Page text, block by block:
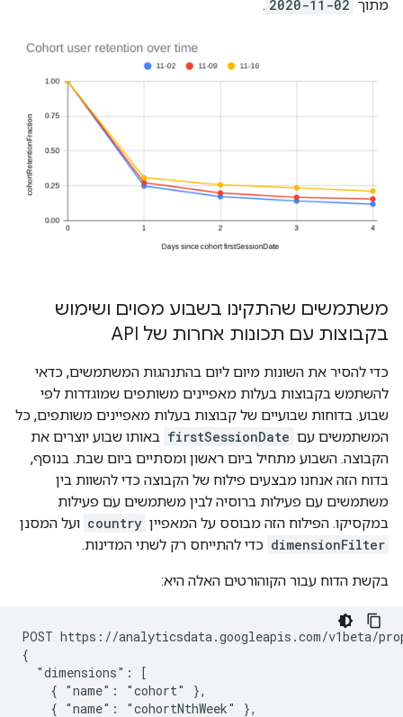
מתוך 2020-11-02
.
משתמשים שהתקינו בשבוע מסוים ושימוש
בקבוצות עם תכונות אחרות של API
כדי להסיר את השונות מיום ליום בהתנהגות המשתמשים, כדאי
להשתמש בקבוצות בעלות מאפיינים משותפים שמוגדרות לפי
שבוע. בדוחות שבועיים של קבוצות בעלות מאפיינים משותפים, כל
המשתמשים עם firstSessionDate באותו שבוע יוצרים את
הקבוצה. השבוע מתחיל ביום ראשון ומסתיים ביום שבת. בנוסף,
בדוח הזה אנחנו מבצעים פילוח של הקבוצה כדי להשוות בין
משתמשים עם פעילות ברוסיה לבין משתמשים עם פעילות
במקסיקו. הפילוח הזה מבוסס על המאפיין country ועל המסנן
dimensionFilter כדי להתייחס רק לשתי המדינות.
בקשת הדוח עבור הקוהורטים האלה היא:
POST https://analyticsdata.googleapis.com/v1beta/
{
  "dimensions": [
    { "name": "cohort" },
    { "name": "cohortNthWeek" },